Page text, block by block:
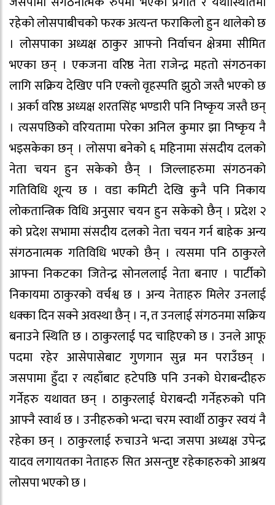
रहेको लोसपाबीचको फरक अत्यन्त फराकिलो हुन थालेको छ
। लोसपाका अध्यक्ष ठाकुर आफ्नो निर्वाचन क्षेत्रमा सीमित
भएका छन् । एकजना वरिष्ठ नेता राजेन्द्र महतो संगठनका
लागि सक्रिय देखिए पनि एक्लो वृहस्पति झुठो जस्तै भएको छ
। अर्का वरिष्ठ अध्यक्ष शरतसिंह भण्डारी पनि निष्कृय जस्तै छन्
। त्यसपछिको वरियतामा परेका अनिल कुमार झा निष्कृय नै
भइसकेका छन् । लोसपा बनेको ६ महिनामा संसदीय दलको
नेता चयन हुन सकेको छैन् । जिल्लाहरुमा संगठनको
गतिविधि शून्य छ । वडा कमिटी देखि कुनै पनि निकाय
लोकतान्त्रिक विधि अनुसार चयन हुन सकेको छैन् । प्रदेश २
को प्रदेश सभामा संसदीय दलको नेता चयन गर्न बाहेक अन्य
संगठनात्मक गतिविधि भएको छैन् । त्यसमा पनि ठाकुरले
आफ्ना निकटका जितेन्द्र सोनललाई नेता बनाए । पार्टीको
निकायमा ठाकुरको वर्चश्व छ । अन्य नेताहरु मिलेर उनलाई
धक्का दिन सक्ने अवस्था छैन् । न, त उनलाई संगठनमा सक्रिय
बनाउने स्थिति छ । ठाकुरलाई पद चाहिएको छ । उनले आफू
पदमा रहेर आसेपासेबाट गुणगान सुन्न मन पराउँछन् ।
जसपामा हुँदा र त्यहाँबाट हटेपछि पनि उनको घेराबन्दीहरु
गर्नेहरु यथावत छन् । ठाकुरलाई घेराबन्दी गर्नेहरुको पनि
आफ्नै स्वार्थ छ । उनीहरुको भन्दा चरम स्वार्थी ठाकुर स्वयं नै
रहेका छन् । ठाकुरलाई रुचाउने भन्दा जसपा अध्यक्ष उपेन्द्र
यादव लगायतका नेताहरु सित असन्तुष्ट रहेकाहरुको आश्रय
लोसपा भएको छ ।